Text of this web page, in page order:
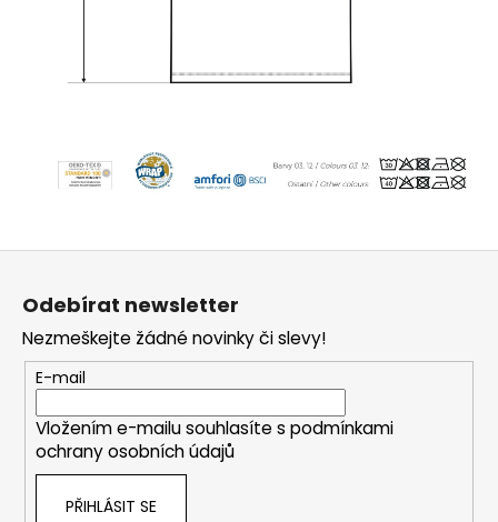
Odebírat newsletter
Nezmeškejte žádné novinky či slevy!
E-mail
Vložením e-mailu souhlasíte s podmínkami
ochrany osobních údajů
PŘIHLÁSIT SE